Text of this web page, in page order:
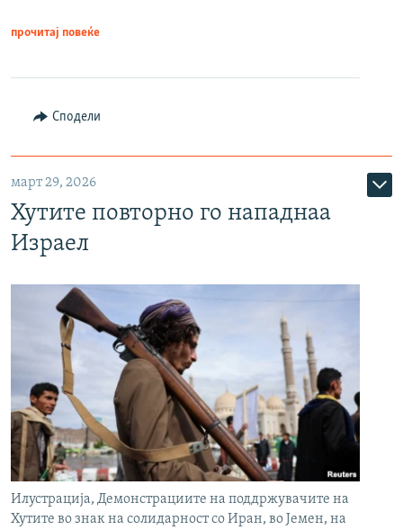
прочитај повеќе
Сподели
март 29, 2026
Хутите повторно го нападнаа
Израел
Илустрација, Демонстрациите на поддржувачите на
Хутите во знак на солидарност со Иран, во Јемен, на